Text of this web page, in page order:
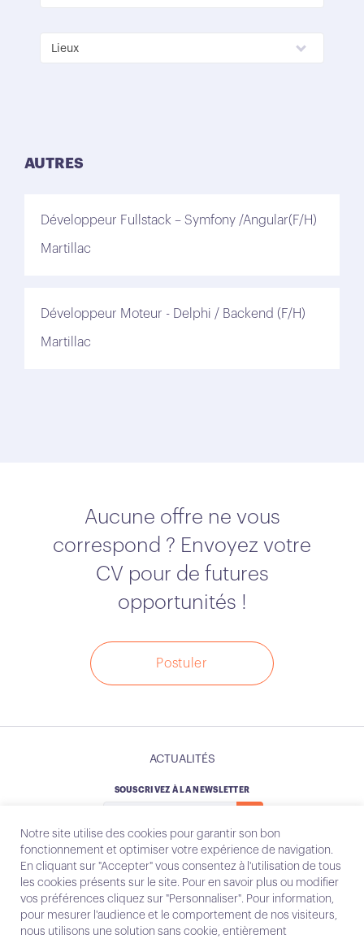
Lieux
AUTRES
Développeur Fullstack – Symfony /Angular(F/H)
Martillac
Développeur Moteur - Delphi / Backend (F/H)
Martillac
Aucune offre ne vous
correspond ? Envoyez votre
CV pour de futures
opportunités !
Postuler
ACTUALITÉS
SOUSCRIVEZ À LA NEWSLETTER
Instagram
Email
Notre site utilise des cookies pour garantir son bon
fonctionnement et optimiser votre expérience de navigation.
En cliquant sur "Accepter" vous consentez à l'utilisation de tous
les cookies présents sur le site. Pour en savoir plus ou modifier
vos préférences cliquez sur "Personnaliser". Pour information,
pour mesurer l'audience et le comportement de nos visiteurs,
nous utilisons une solution sans cookie, entièrement